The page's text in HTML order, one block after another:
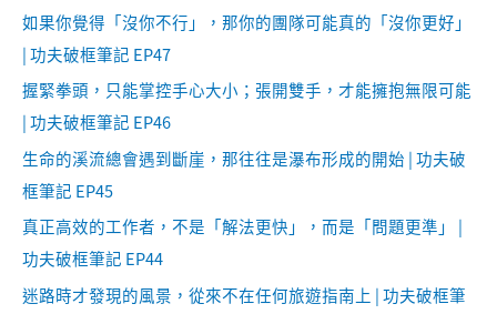
如果你覺得「沒你不行」，那你的團隊可能真的「沒你更好」
| 功夫破框筆記 EP47
握緊拳頭，只能掌控手心大小；張開雙手，才能擁抱無限可能
| 功夫破框筆記 EP46
生命的溪流總會遇到斷崖，那往往是瀑布形成的開始 | 功夫破
框筆記 EP45
真正高效的工作者，不是「解法更快」，而是「問題更準」 |
功夫破框筆記 EP44
迷路時才發現的風景，從來不在任何旅遊指南上 | 功夫破框筆